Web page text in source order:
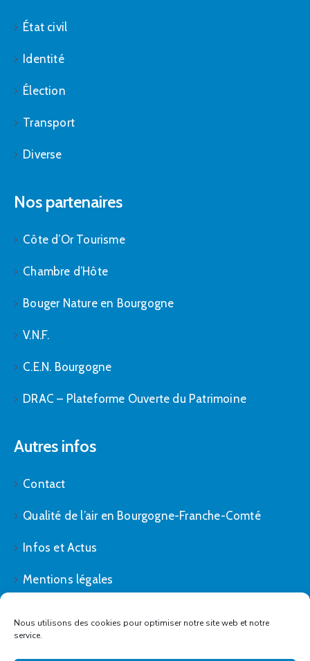
Nous utilisons des cookies pour optimiser notre site web et notre
service.
État civil
Identité
Élection
Transport
Diverse
Nos partenaires
Côte d’Or Tourisme
Chambre d’Hôte
Bouger Nature en Bourgogne
V.N.F.
C.E.N. Bourgogne
DRAC – Plateforme Ouverte du Patrimoine
Autres infos
Contact
Qualité de l’air en Bourgogne-Franche-Comté
Infos et Actus
Mentions légales